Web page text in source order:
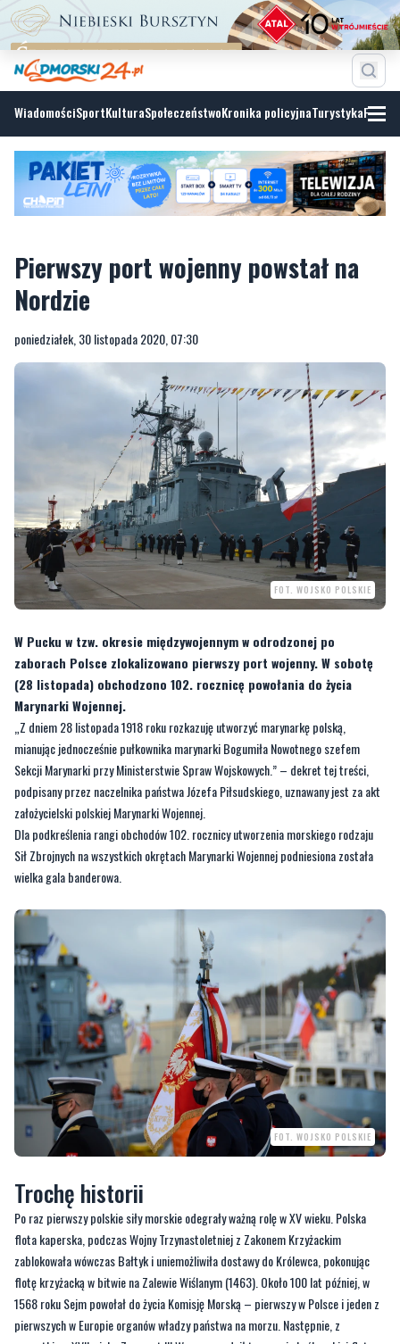
WiadomościSportKulturaSpołeczeństwoKronika policyjnaTurystyka
Pierwszy port wojenny powstał na
poniedziałek, 30 listopada 2020, 07:30
FOT. WOJSKO POLSKIE
W Pucku w tzw. okresie międzywojennym w odrodzonej po
zaborach Polsce zlokalizowano pierwszy port wojenny. W sobotę
Marynarki Wojennej.
„Z dniem 28 listopada 1918 roku rozkazuję utworzyć marynarkę polską,
mianując jednocześnie pułkownika marynarki Bogumiła Nowotnego szefem
Sekcji Marynarki przy Ministerstwie Spraw Wojskowych.” – dekret tej treści,
podpisany przez naczelnika państwa Józefa Piłsudskiego, uznawany jest za akt
założycielski polskiej Marynarki Wojennej.
Dla podkreślenia rangi obchodów 102. rocznicy utworzenia morskiego rodzaju
Sił Zbrojnych na wszystkich okrętach Marynarki Wojennej podniesiona została
wielka gala banderowa.
FOT. WOJSKO POLSKIE
Trochę historii
Po raz pierwszy polskie siły morskie odegrały ważną rolę w XV wieku. Polska
zablokowała wówczas Bałtyk i uniemożliwiła dostawy do Królewca, pokonując
flotę krzyżacką w bitwie na Zalewie Wiślanym (1463). Około 100 lat później, w
1568 roku Sejm powołał do życia Komisję Morską – pierwszy w Polsce i jeden z
pierwszych w Europie organów władzy państwa na morzu. Następnie, z
początkiem XVII wieku Zygmunt III Waza zarządził tworzenie królewskiej floty
wojennej. Okręty były budowane w Gdańsku i Pucku. 28 listopada 1627 roku
nasza flota odniosła zwycięstwo pod Oliwą nad blokującą Gdańsk eskadrą